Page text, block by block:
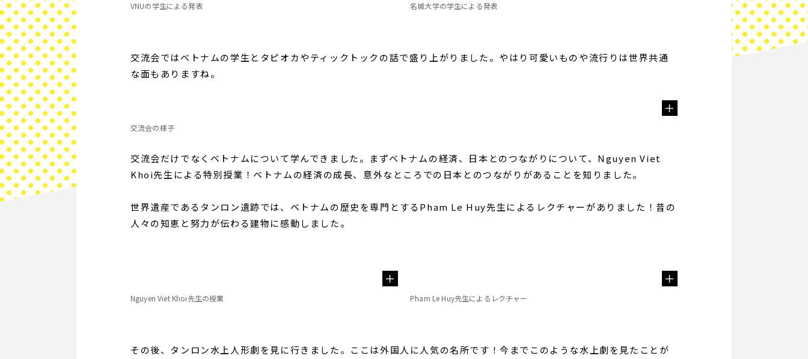
VNUの学生による発表 名城大学の学生による発表
交流会ではベトナムの学生とタピオカやティックトックの話で盛り上がりました。やはり可愛いものや流行りは世界共通
な面もありますね。
交流会の様子
交流会だけでなくベトナムについて学んできました。まずベトナムの経済、日本とのつながりについて、Nguyen Viet
Khoi先生による特別授業！ベトナムの経済の成長、意外なところでの日本とのつながりがあることを知りました。
世界遺産であるタンロン遺跡では、ベトナムの歴史を専門とするPham Le Huy先生によるレクチャーがありました！昔の
人々の知恵と努力が伝わる建物に感動しました。
Nguyen Viet Khoi先生の授業 Pham Le Huy先生によるレクチャー
その後、タンロン水上人形劇を見に行きました。ここは外国人に人気の名所です！今までこのような水上劇を見たことが